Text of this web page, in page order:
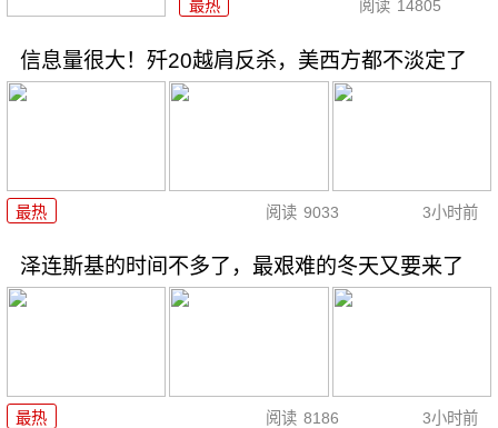
最热 阅读 14805
信息量很大！歼20越肩反杀，美西方都不淡定了
最热 阅读 9033 3小时前
泽连斯基的时间不多了，最艰难的冬天又要来了
最热 阅读 8186 3小时前